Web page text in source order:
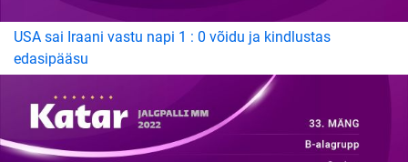
USA sai Iraani vastu napi 1 : 0 võidu ja kindlustas
edasipääsu